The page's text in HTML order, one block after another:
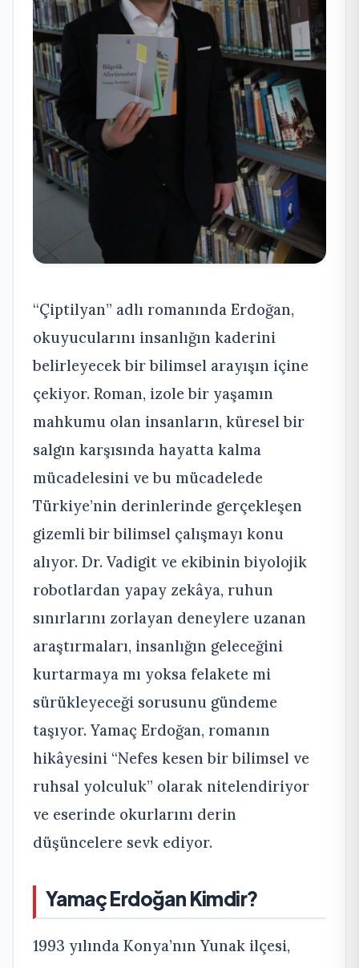
“Çiptilyan” adlı romanında Erdoğan,
okuyucularını insanlığın kaderini
belirleyecek bir bilimsel arayışın içine
çekiyor. Roman, izole bir yaşamın
mahkumu olan insanların, küresel bir
salgın karşısında hayatta kalma
mücadelesini ve bu mücadelede
Türkiye’nin derinlerinde gerçekleşen
gizemli bir bilimsel çalışmayı konu
alıyor. Dr. Vadigit ve ekibinin biyolojik
robotlardan yapay zekâya, ruhun
sınırlarını zorlayan deneylere uzanan
araştırmaları, insanlığın geleceğini
kurtarmaya mı yoksa felakete mi
sürükleyeceği sorusunu gündeme
taşıyor. Yamaç Erdoğan, romanın
hikâyesini “Nefes kesen bir bilimsel ve
ruhsal yolculuk” olarak nitelendiriyor
ve eserinde okurlarını derin
düşüncelere sevk ediyor.
Yamaç Erdoğan Kimdir?
1993 yılında Konya’nın Yunak ilçesi,